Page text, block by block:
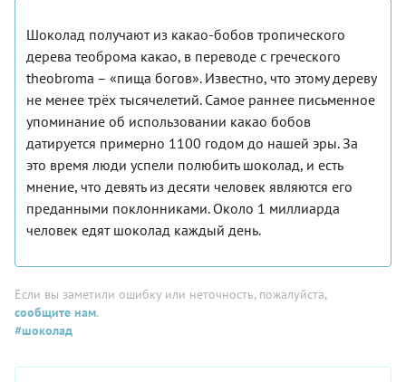
Шоколад получают из какао-бобов тропического
дерева теоброма какао, в переводе с греческого
theobroma – «пища богов». Известно, что этому дереву
не менее трёх тысячелетий. Самое раннее письменное
упоминание об использовании какао бобов
датируется примерно 1100 годом до нашей эры. За
это время люди успели полюбить шоколад, и есть
мнение, что девять из десяти человек являются его
преданными поклонниками. Около 1 миллиарда
человек едят шоколад каждый день.
Если вы заметили ошибку или неточность, пожалуйста,
сообщите нам.
#шоколад